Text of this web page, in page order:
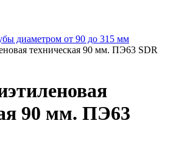
диаметром от 90 до 315 мм
техническая 90 мм. ПЭ63 SDR
90 мм. ПЭ63